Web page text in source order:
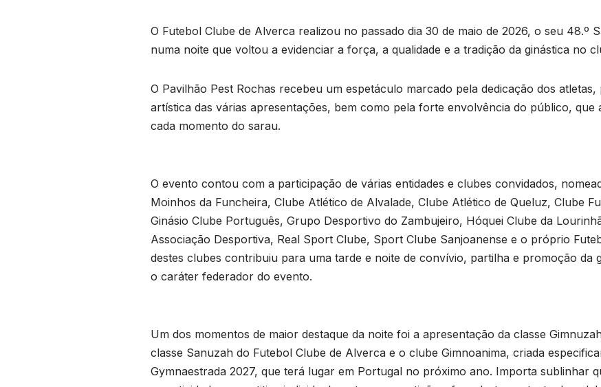
O Futebol Clube de Alverca realizou no passado dia 30 de maio de 2026, o seu 48.º
numa noite que voltou a evidenciar a força, a qualidade e a tradição da ginástica no
O Pavilhão Pest Rochas recebeu um espetáculo marcado pela dedicação dos atletas,
artística das várias apresentações, bem como pela forte envolvência do público, que
cada momento do sarau.
O evento contou com a participação de várias entidades e clubes convidados,
Moinhos da Funcheira, Clube Atlético de Alvalade, Clube Atlético de Queluz, Clube
Ginásio Clube Português, Grupo Desportivo do Zambujeiro, Hóquei Clube da
Associação Desportiva, Real Sport Clube, Sport Clube Sanjoanense e o próprio
destes clubes contribuiu para uma tarde e noite de convívio, partilha e promoção da
o caráter federador do evento.
Um dos momentos de maior destaque da noite foi a apresentação da classe
classe Sanuzah do Futebol Clube de Alverca e o clube Gimnoanima, criada
Gymnaestrada 2027, que terá lugar em Portugal no próximo ano. Importa sublinhar